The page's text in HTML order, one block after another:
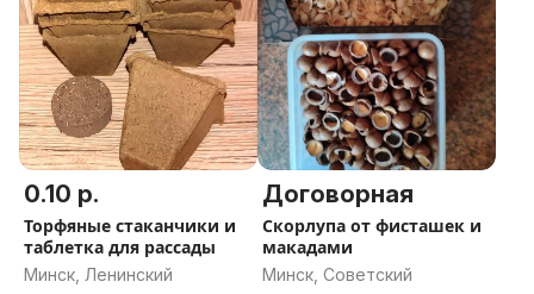
А также
Завея
Лира
Киргизская зимняя
Калядная
Генерал Леклерк
Яблунивская
(будут уже в следующем году, в этом - закончились)
0.10 р.
Торфяные стаканчики и
таблетка для рассады
Минск, Ленинский
Договорная
Скорлупа от фисташек и
макадами
Минск, Советский